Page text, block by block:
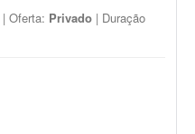
| Oferta: Privado | Duração